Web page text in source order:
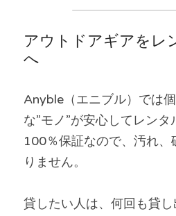
アウトドアギアをレ
へ
Anyble（エニブル）では
な”モノ”が安心してレン
100％保証なので、汚れ、
りません。
貸したい人は、何回も貸